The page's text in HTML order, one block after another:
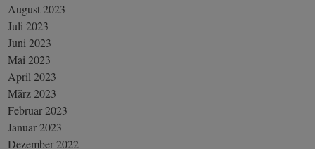
August 2023
Juli 2023
Juni 2023
Mai 2023
April 2023
März 2023
Februar 2023
Januar 2023
Dezember 2022